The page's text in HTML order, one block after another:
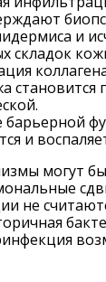
и
складок
становится
и
могут
не